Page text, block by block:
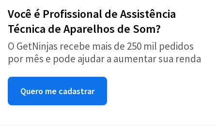
Você é Profissional de Assistência
Técnica de Aparelhos de Som?
O GetNinjas recebe mais de 250 mil pedidos
por mês e pode ajudar a aumentar sua renda
Quero me cadastrar